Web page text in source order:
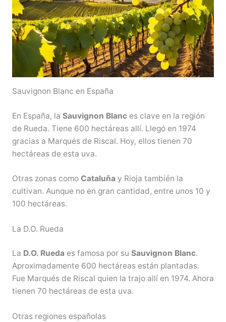
Sauvignon Blanc en España
En España, la Sauvignon Blances clave en la región
de Rueda. Tiene 600 hectáreas allí. Llegó en 1974
gracias a Marqués de Riscal. Hoy, ellos tienen 70
hectáreas de esta uva.
Otras zonas como Cataluña y Rioja también la
cultivan. Aunque no en gran cantidad, entre unos 10 y
100 hectáreas.
La D.O. Rueda
La D.O. Rueda es famosa por su Sauvignon Blanc.
Aproximadamente 600 hectáreas están plantadas.
Fue Marqués de Riscal quien la trajo allí en 1974. Ahora
tienen 70 hectáreas de esta uva.
Otras regiones españolas